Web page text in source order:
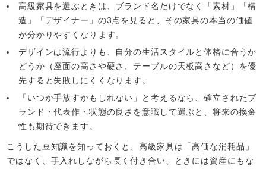
高級家具を選ぶときは、ブランド名だけでなく「素材」「構
造」「デザイナー」の3点を見ると、その家具の本当の価値
が分かりやすくなります。
デザインは流行よりも、自分の生活スタイルと体格に合うか
どうか（座面の高さや硬さ、テーブルの天板高さなど）を優
先すると失敗しにくくなります。
「いつか手放すかもしれない」と考えるなら、確立されたブ
ランド・代表作・状態の良さを意識して選ぶと、将来の換金
性も期待できます。
こうした豆知識を知っておくと、高級家具は「高価な消耗品」
ではなく、手入れしながら長く付き合い、ときには資産にもな